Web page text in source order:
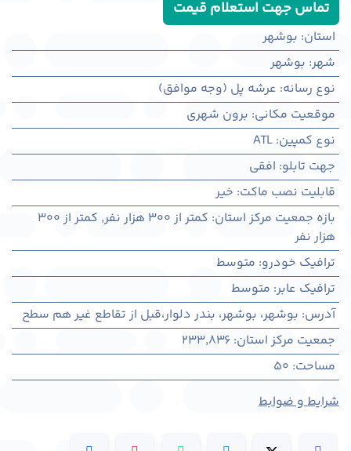
تماس جهت استعلام قیمت
استان: بوشهر
شهر: بوشهر
نوع رسانه: عرشه پل (وجه موافق)
موقعیت مکانی: برون شهری
نوع کمپین:
ATL
جهت تابلو: افقی
قابلیت نصب ماکت: خیر
بازه جمعیت مرکز استان: کمتر از ۳۰۰ هزار نفر ,
کمتر از ۳۰۰
هزار نفر
ترافیک خودرو: متوسط
ترافیک عابر: متوسط
آدرس: بوشهر، بوشهر، بندر دلوار،قبل از تقاطع غیر هم سطح
جمعیت مرکز استان:
233,836
مساحت:
50
شرایط و ضوابط